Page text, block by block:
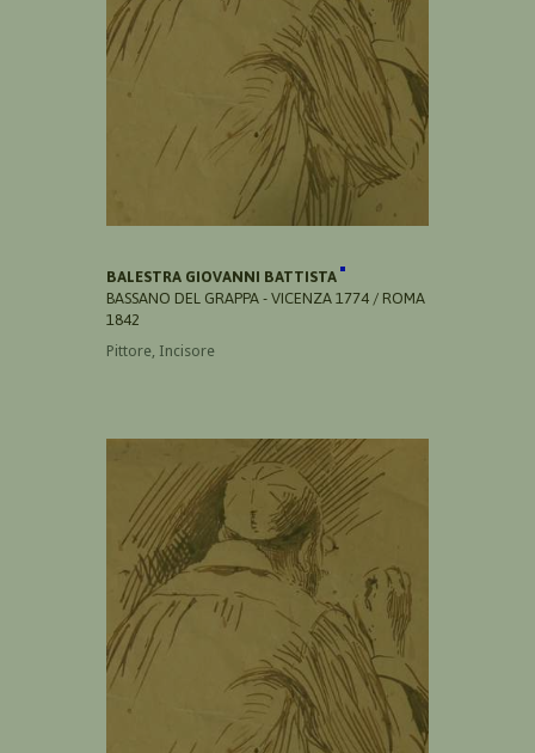
BALESTRA GIOVANNI BATTISTA
BASSANO DEL GRAPPA - VICENZA 1774 / ROMA
1842
Pittore, Incisore